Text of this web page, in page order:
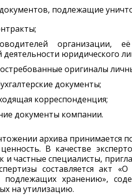
подлежащие
организации,
деятельности юридического
оригиналы
документы;
корреспонденция;
документы компании.
архива принимается
В качестве
и частные специалисты,
составляется акт
подлежащих хранению»,
на утилизацию.